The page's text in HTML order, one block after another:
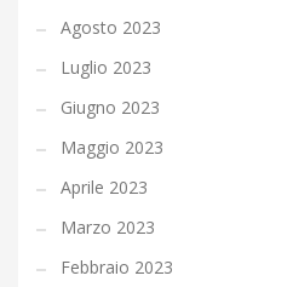
Agosto 2023
Luglio 2023
Giugno 2023
Maggio 2023
Aprile 2023
Marzo 2023
Febbraio 2023